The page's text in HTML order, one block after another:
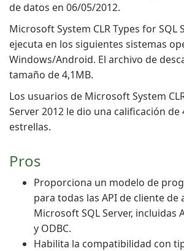
de datos en 06/05/2012.
Microsoft System CLR Types for SQL
ejecuta en los siguientes sistemas
Windows/Android. El archivo de
tamaño de 4,1MB.
Los usuarios de Microsoft System
Server 2012 le dio una calificación de
estrellas.
Pros
Proporciona un modelo de
para todas las API de cliente de
Microsoft SQL Server, incluidas
y ODBC.
Habilita la compatibilidad con